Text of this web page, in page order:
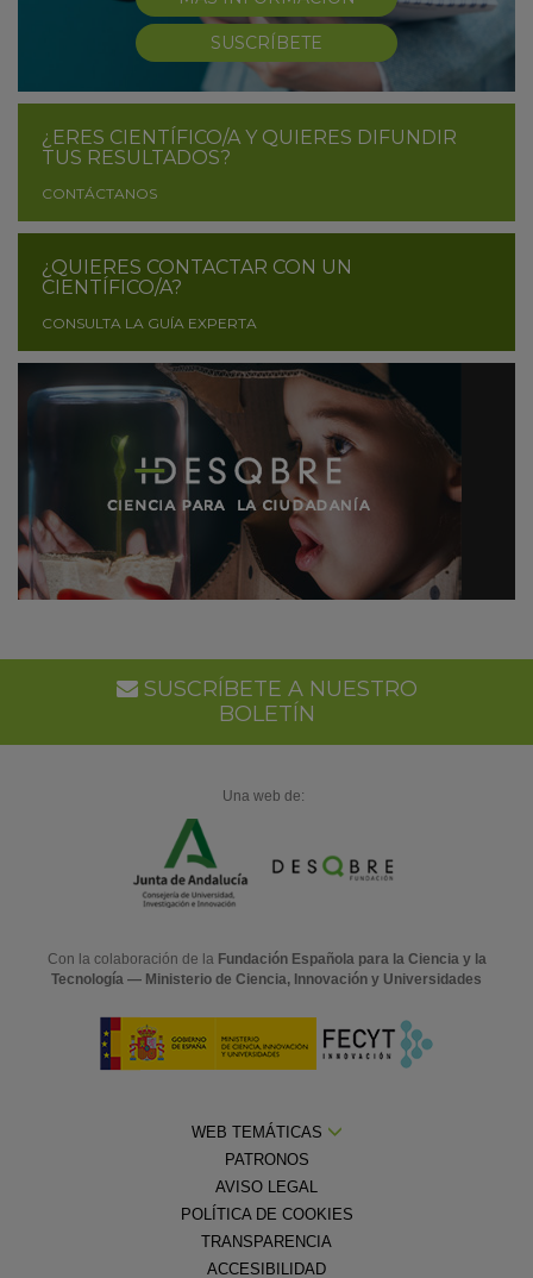
SUSCRÍBETE
¿ERES CIENTÍFICO/A Y QUIERES DIFUNDIR
TUS RESULTADOS?
CONTÁCTANOS
¿QUIERES CONTACTAR CON UN
CIENTÍFICO/A?
CONSULTA LA GUÍA EXPERTA
SUSCRÍBETE A NUESTRO
BOLETÍN
Una web de:
Con la colaboración de la Fundación Española para la Ciencia y la
Tecnología — Ministerio de Ciencia, Innovación y Universidades
WEB TEMÁTICAS
PATRONOS
AVISO LEGAL
POLÍTICA DE COOKIES
TRANSPARENCIA
ACCESIBILIDAD